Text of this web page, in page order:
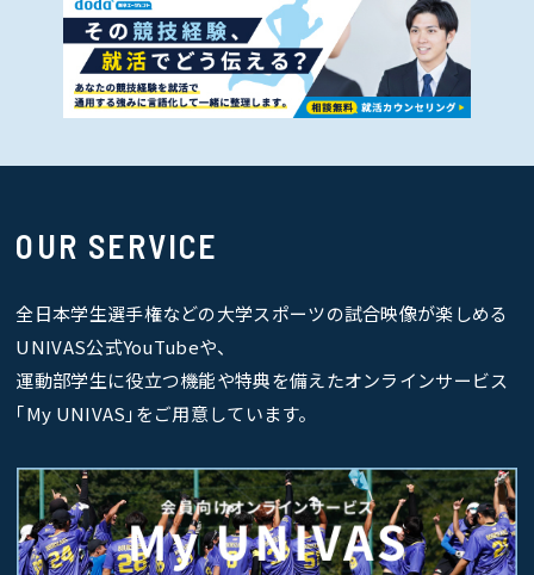
OUR SERVICE
全日本学生選手権などの大学スポーツの試合映像が楽しめる
UNIVAS公式YouTubeや、
運動部学生に役立つ機能や特典を備えたオンラインサービス
｢My UNIVAS｣をご用意しています。